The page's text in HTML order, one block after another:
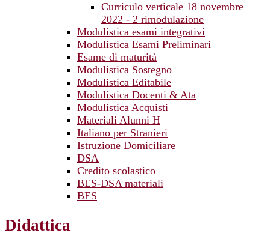
Curriculo verticale 18 novembre
2022 - 2 rimodulazione
Modulistica esami integrativi
Modulistica Esami Preliminari
Esame di maturità
Modulistica Sostegno
Modulistica Editabile
Modulistica Docenti & Ata
Modulistica Acquisti
Materiali Alunni H
Italiano per Stranieri
Istruzione Domiciliare
DSA
Credito scolastico
BES-DSA materiali
BES
Didattica